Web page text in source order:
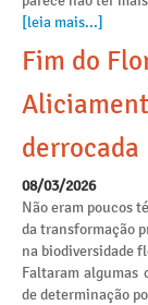
[leia mais...]
Fim do
derrocada
08/03/2026
Não eram poucos
da transformação
na biodiversidade
Faltaram algumas
de determinação